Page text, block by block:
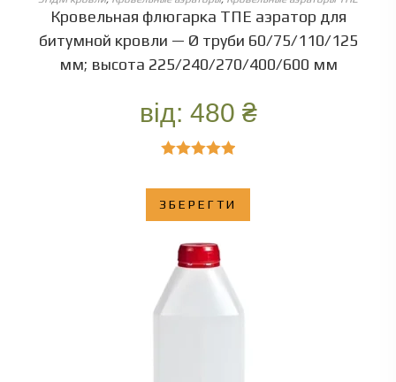
Кровельная флюгарка ТПЕ аэратор для
битумной кровли — Ø труби 60/75/110/125
мм; высота 225/240/270/400/600 мм
від: 480 ₴
из 5
ЗБЕРЕГТИ